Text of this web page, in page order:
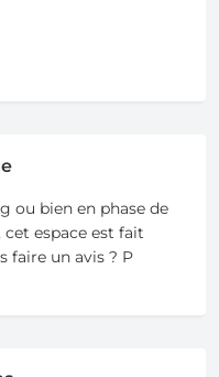
ou bien en phase de
espace est fait
faire un avis ? P